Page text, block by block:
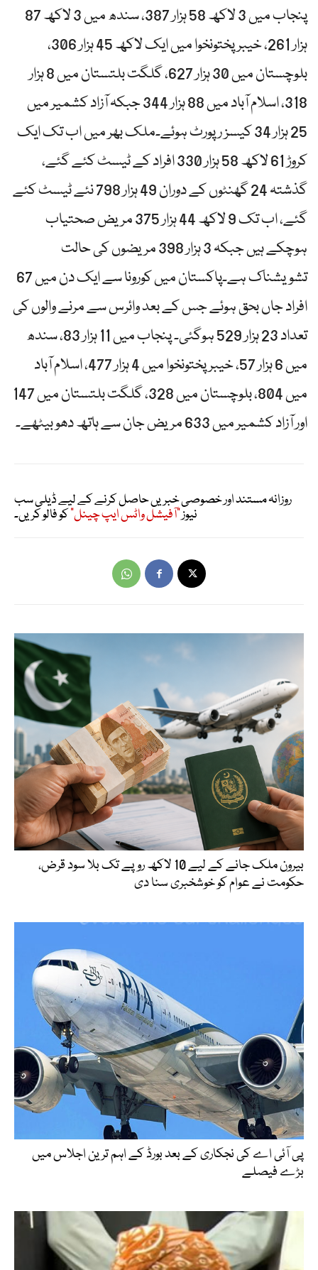
پنجاب میں 3 لاکھ 58 ہزار 387، سندھ میں 3 لاکھ 87
ہزار 261، خیبر پختونخوا میں ایک لاکھ 45 ہزار 306،
بلوچستان میں 30 ہزار 627، گلگت بلتستان میں 8 ہزار
318، اسلام آباد میں 88 ہزار 344 جبکہ آزاد کشمیر میں
25 ہزار 34 کیسز رپورٹ ہوئے۔ملک بھر میں اب تک ایک
کروڑ 61 لاکھ 58 ہزار 330 افراد کے ٹیسٹ کئے گئے،
گذشتہ 24 گھنٹوں کے دوران 49 ہزار 798 نئے ٹیسٹ کئے
گئے، اب تک 9 لاکھ 44 ہزار 375 مریض صحتیاب
ہوچکے ہیں جبکہ 3 ہزار 398 مریضوں کی حالت
تشویشناک ہے۔پاکستان میں کورونا سے ایک دن میں 67
افراد جاں بحق ہوئے جس کے بعد وائرس سے مرنے والوں کی
تعداد 23 ہزار 529 ہوگئی۔ پنجاب میں 11 ہزار 83، سندھ
میں 6 ہزار 57، خیبر پختونخوا میں 4 ہزار 477، اسلام آباد
میں 804، بلوچستان میں 328، گلگت بلتستان میں 147
اور آزاد کشمیر میں 633 مریض جان سے ہاتھ دھو بیٹھے۔
روزانہ مستند اور خصوصی خبریں حاصل کرنے کے لیے ڈیلی سب
نیوز"آفیشل واٹس ایپ چینل"کو فالو کریں۔
بیرون ملک جانے کے لیے 10 لاکھ روپے تک بلا سود قرض،
حکومت نے عوام کو خوشخبری سنا دی
پی آئی اے کی نجکاری کے بعد بورڈ کے اہم ترین اجلاس میں
بڑے فیصلے